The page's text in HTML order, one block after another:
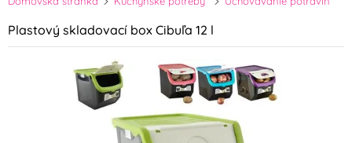
Plastový skladovací box Cibuľa 12 l